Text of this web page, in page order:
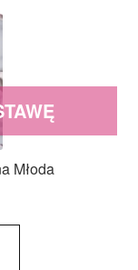
Młoda